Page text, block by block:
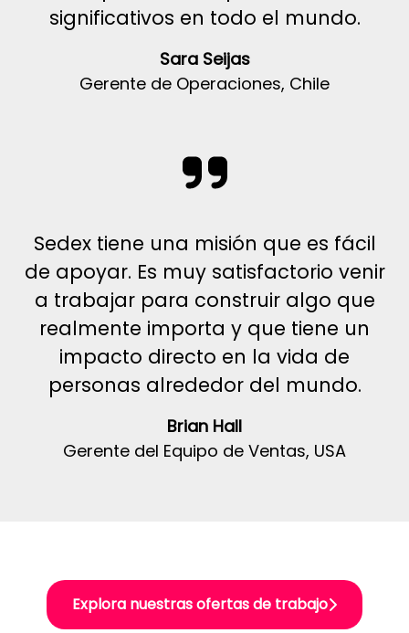
significativos en todo el mundo.
Sara Seijas
Gerente de Operaciones, Chile
Sedex tiene una misión que es fácil
de apoyar. Es muy satisfactorio venir
a trabajar para construir algo que
realmente importa y que tiene un
impacto directo en la vida de
personas alrededor del mundo.
Brian Hall
Gerente del Equipo de Ventas, USA
Explora nuestras ofertas de trabajo